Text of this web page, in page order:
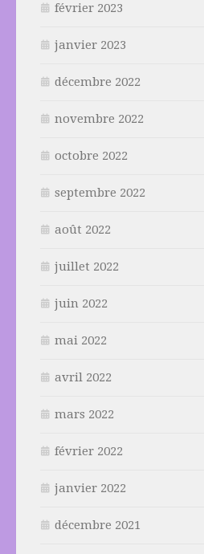
février 2023
janvier 2023
décembre 2022
novembre 2022
octobre 2022
septembre 2022
août 2022
juillet 2022
juin 2022
mai 2022
avril 2022
mars 2022
février 2022
janvier 2022
décembre 2021